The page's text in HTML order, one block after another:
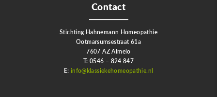
Contact
Stichting Hahnemann Homeopathie
Ootmarsumsestraat 61a
7607 AZ Almelo
T: 0546 – 824 847
E: info@klassiekehomeopathie.nl